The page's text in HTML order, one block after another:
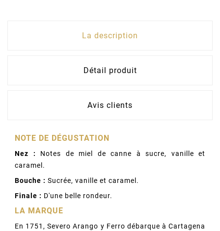
La description
Détail produit
Avis clients
NOTE DE DÉGUSTATION
Nez : Notes de miel de canne à sucre, vanille et
caramel.
Bouche : Sucrée, vanille et caramel.
Finale : D'une belle rondeur.
LA MARQUE
En 1751, Severo Arango y Ferro débarque à Cartagena